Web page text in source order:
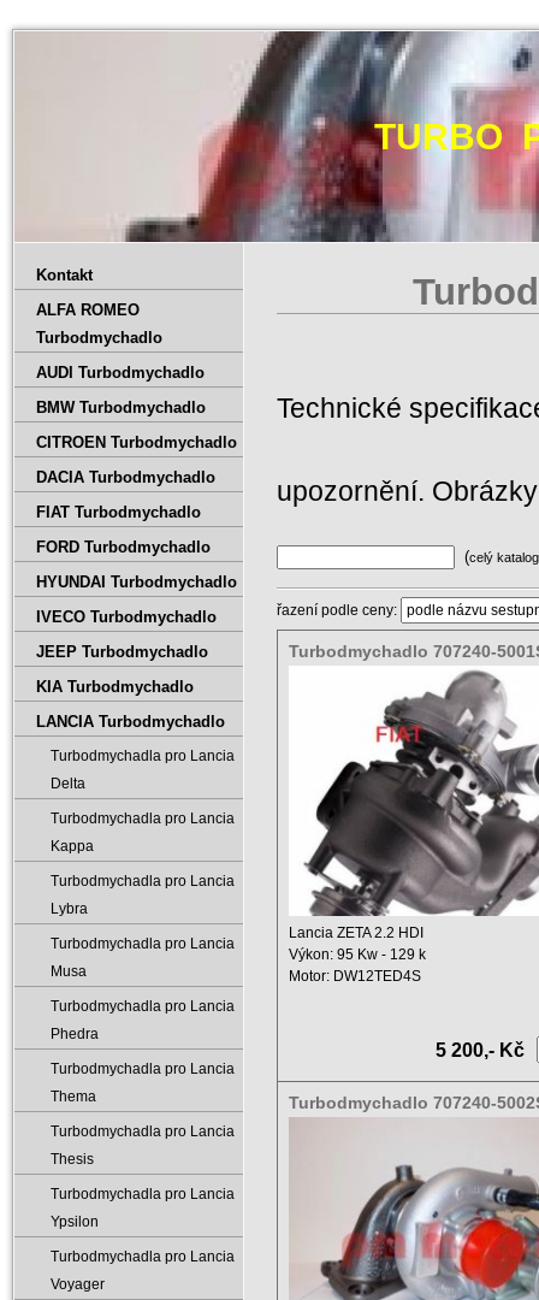
TURBO
Technické
upozornění.
(celý katalog
řazení podle ceny:
Turbodmychadlo 707240-
Lancia ZETA 2.2 HDI
Výkon: 95 Kw - 129 k
Motor: DW12TED4S
5 200,- Kč
Turbodmychadlo 707240-
Kontakt
ALFA ROMEO
Turbodmychadlo
AUDI Turbodmychadlo
BMW Turbodmychadlo
CITROEN Turbodmychadlo
DACIA Turbodmychadlo
FIAT Turbodmychadlo
FORD Turbodmychadlo
HYUNDAI Turbodmychadlo
IVECO Turbodmychadlo
JEEP Turbodmychadlo
KIA Turbodmychadlo
LANCIA Turbodmychadlo
Turbodmychadla pro Lancia
Delta
Turbodmychadla pro Lancia
Kappa
Turbodmychadla pro Lancia
Lybra
Turbodmychadla pro Lancia
Musa
Turbodmychadla pro Lancia
Phedra
Turbodmychadla pro Lancia
Thema
Turbodmychadla pro Lancia
Thesis
Turbodmychadla pro Lancia
Ypsilon
Turbodmychadla pro Lancia
Voyager